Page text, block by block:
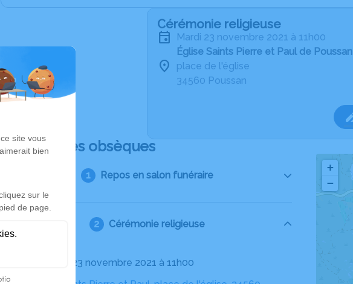
Cérémonie religieuse
mardi 23 novembre 2021 à 11h00
Église Saints Pierre et Paul de Poussan
place de l'église
34560 Poussan
Déroulé des obsèques
Repos en salon funéraire
Cérémonie religieuse
Le mardi 23 novembre 2021 à 11h00
+
−